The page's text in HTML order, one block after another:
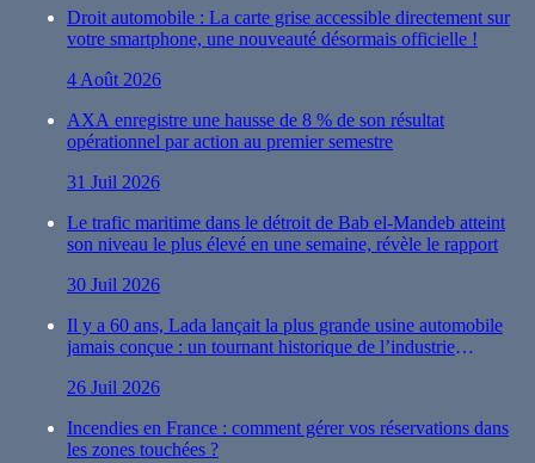
Droit automobile : La carte grise accessible directement sur
votre smartphone, une nouveauté désormais officielle !
4 Août 2026
AXA enregistre une hausse de 8 % de son résultat
opérationnel par action au premier semestre
31 Juil 2026
Le trafic maritime dans le détroit de Bab el-Mandeb atteint
son niveau le plus élevé en une semaine, révèle le rapport
30 Juil 2026
Il y a 60 ans, Lada lançait la plus grande usine automobile
jamais conçue : un tournant historique de l’industrie
26 Juil 2026
Incendies en France : comment gérer vos réservations dans
les zones touchées ?